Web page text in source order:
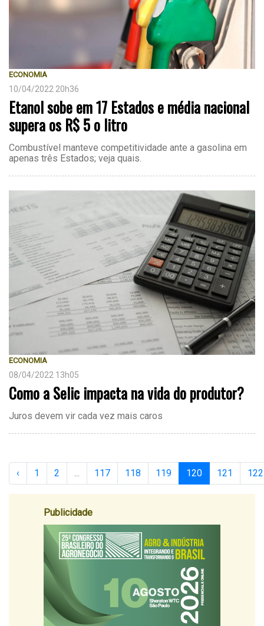
ECONOMIA
10/04/2022 20h36
Etanol sobe em 17 Estados e média nacional
supera os R$ 5 o litro
Combustível manteve competitividade ante a gasolina em
apenas três Estados; veja quais.
ECONOMIA
08/04/2022 13h05
Como a Selic impacta na vida do produtor?
Juros devem vir cada vez mais caros
‹ 1 2 ... 117 118 119 120 121 122
Publicidade